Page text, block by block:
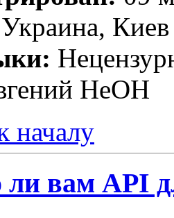
Украина, Киев
НеОН
началу
вам API